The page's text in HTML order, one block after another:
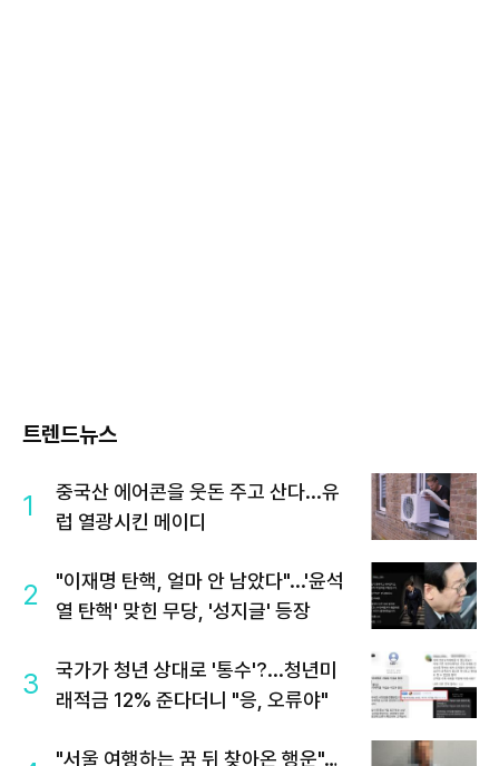
트렌드뉴스
1
중국산 에어콘을 웃돈 주고 산다...유
럽 열광시킨 메이디
2
"이재명 탄핵, 얼마 안 남았다"...'윤석
열 탄핵' 맞힌 무당, '성지글' 등장
3
국가가 청년 상대로 '통수'?...청년미
래적금 12% 준다더니 "응, 오류야"
"서울 여행하는 꿈 뒤 찾아온 행운"…